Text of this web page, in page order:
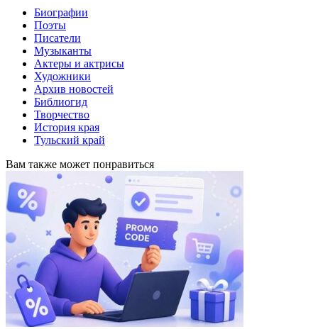
Биографии
Поэты
Писатели
Музыканты
Актеры и актрисы
Художники
Архив новостей
Библиогид
Творчество
История края
Тульский край
Вам также может понравиться